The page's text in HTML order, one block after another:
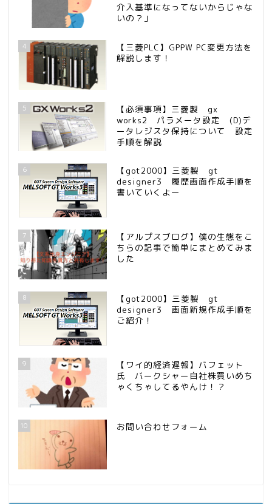
介入基準になってないからじゃな
いの？」
4
【三菱PLC】GPPW PC変更方法を
解説します！
5
【必須事項】三菱製 gx
works2 パラメータ設定 (D)デ
ータレジスタ保持について 設定
手順を解説
6
【got2000】三菱製 gt
designer3 履歴画面作成手順を
書いていくよー
7
【アルプスブログ】僕の生態をこ
ちらの記事で簡単にまとめてみま
した
8
【got2000】三菱製 gt
designer3 画面新規作成手順を
ご紹介！
9
【ワイ的経済遅報】バフェット
氏 バークシャー自社株買いめち
ゃくちゃしてるやんけ！？
10 お問い合わせフォーム